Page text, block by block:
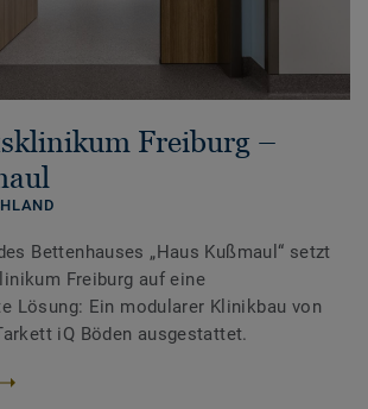
Freiburg –
Bettenhauses „Haus Kußmaul“ setzt
Freiburg auf eine
Lösung: Ein modularer Klinikbau von
iQ Böden ausgestattet.